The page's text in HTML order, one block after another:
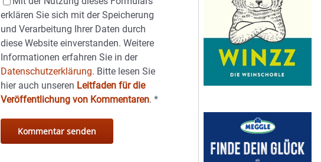
erklären Sie sich mit der Speicherung
und Verarbeitung Ihrer Daten durch
diese Website einverstanden. Weitere
Informationen erfahren Sie in der
Datenschutzerklärung. Bitte lesen Sie
hier auch unseren Leitfaden für die
Veröffentlichung von Kommentaren.*